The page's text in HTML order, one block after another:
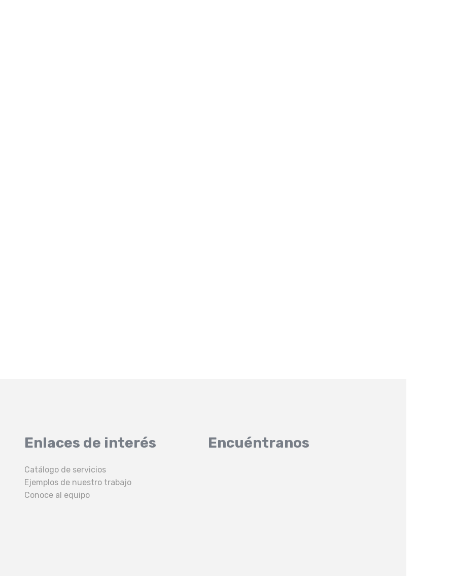
Enlaces de interés
Catálogo de servicios
Ejemplos de nuestro trabajo
Conoce al equipo
Encuéntranos